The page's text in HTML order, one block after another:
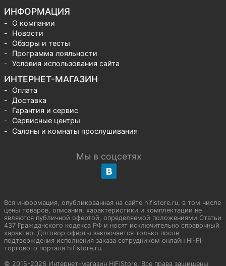
ИНФОРМАЦИЯ
О компании
Новости
Обзоры и тесты
Программа лояльности
Условия использования сайта
ИНТЕРНЕТ-МАГАЗИН
Оплата
Доставка
Гарантия и сервис
Сервисные центры
Салоны и комнаты прослушивания
Мы в соцсетях
Вся информация, опубликованная на сайте hifistore.ru, в том числе
цены товаров, описания, характеристики и комплектации не
являются публичной офертой, определяемой положениями Статьи
437 Гражданского кодекса РФ и носят исключительно справочный
характер. Договор оферты заключается только после
подтверждения исполнения заказа сотрудником онлайн Hi-Fi
торгового портала hifistore.ru.
© 2015-2026 Интернет-магазин HiFiStore. Все права защищены